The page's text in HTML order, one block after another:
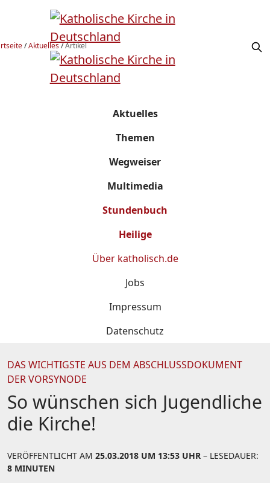
/Aktuelles/Artikel
Aktuelles
Themen
Wegweiser
Multimedia
Stundenbuch
Heilige
Über katholisch.de
Jobs
Impressum
Datenschutz
DAS WICHTIGSTE AUS DEM ABSCHLUSSDOKUMENT
DER VORSYNODE
So wünschen sich Jugendliche
die Kirche!
VERÖFFENTLICHT AM 25.03.2018 UM 13:53 UHR – LESEDAUER:
8 MINUTEN